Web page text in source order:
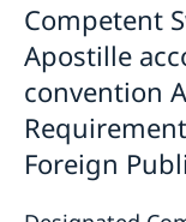
Intyg och
Competent
Förnya svenskt
Avgifter
Nyheter
Competent
Apostille
convention
Foreign